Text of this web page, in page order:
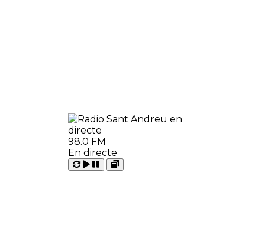
98.0 FM
En directe
Carregant
Reproduir
Pausar
Open